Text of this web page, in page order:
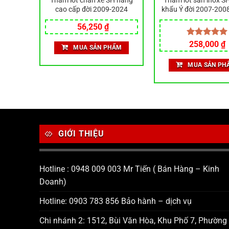
cao cấp đời 2009-2024
Giá
gốc
là:
75,000 ₫.
56,250 ₫Giá
hiện
tại
là:
56,250 ₫.
MUA SẢN PHẨM
khẩu Ý đời 2007-
bảo vệ, trang trí xe
đẹp
Được xếp
hạng5.00
5 sao
258,000₫
MUA SẢN
GIỚI THIỆU
Hotline : 0948 009 003 Mr Tiến ( Bán Hàng – Kinh
Doanh)
Hotline: 0903 783 856 Bảo hành – dịch vụ
Chi nhánh 2: 1512, Bùi Văn Hòa, Khu Phố 7, Phường